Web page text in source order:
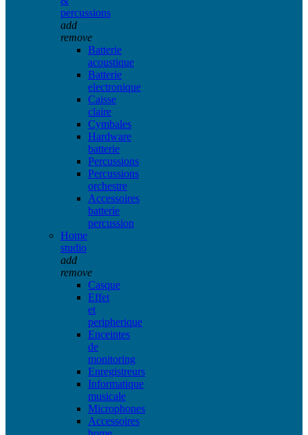
percussions
add
remove
Batterie
acoustique
Batterie
electronique
Caisse
claire
Cymbales
Hardware
batterie
Percussions
Percussions
orchestre
Accessoires
batterie
percussion
Home
studio
add
remove
Casque
Effet
et
peripherique
Enceintes
de
monitoring
Enregistreurs
Informatique
musicale
Microphones
Accessoires